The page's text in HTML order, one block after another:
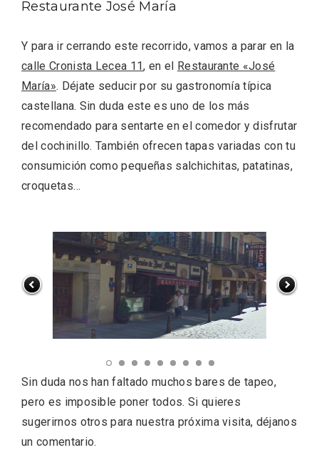
Restaurante José María
Y para ir cerrando este recorrido, vamos a parar en la
calle Cronista Lecea 11, en el
Restaurante «José
María». Déjate seducir por su gastronomía típica
castellana. Sin duda este es uno de los más
recomendado para sentarte en el comedor y disfrutar
del cochinillo. También ofrecen tapas variadas con tu
consumición como pequeñas salchichitas, patatinas,
croquetas…
Sin duda nos han faltado muchos bares de tapeo,
pero es imposible poner todos. Si quieres
sugerirnos otros para nuestra próxima visita, déjanos
un comentario.
Enoturismo visitando la Bodega Museo
La Olmilla, en Peñafiel
Paseo nocturno por Valladolid